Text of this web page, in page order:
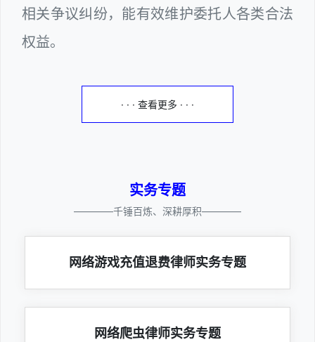
相关争议纠纷，能有效维护委托人各类合法
权益。
· · · 查看更多 · · ·
实务专题
————千锤百炼、深耕厚积————
网络游戏充值退费律师实务专题
网络爬虫律师实务专题